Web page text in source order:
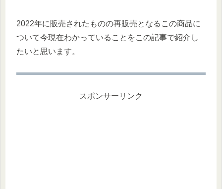
2022年に販売されたものの再販売となるこの商品に
ついて今現在わかっていることをこの記事で紹介し
たいと思います。
スポンサーリンク